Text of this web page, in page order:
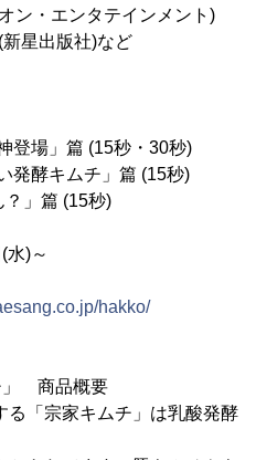
ン・エンタテインメント)
新星出版社)など
登場」篇 (15秒・30秒)
キムチ」篇 (15秒)
篇 (15秒)
水)～
hakko/
」 商品概要
る「宗家キムチ」は乳酸発酵